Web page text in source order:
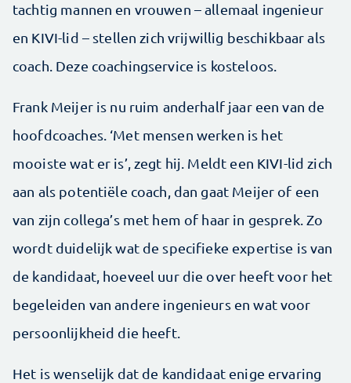
tachtig mannen en vrouwen – allemaal ingenieur
en KIVI-lid – stellen zich vrijwillig beschikbaar als
coach. Deze coachingservice is kosteloos.
Frank Meijer is nu ruim anderhalf jaar een van de
hoofdcoaches. ‘Met mensen werken is het
mooiste wat er is’, zegt hij. Meldt een KIVI-lid zich
aan als potentiële coach, dan gaat Meijer of een
van zijn collega’s met hem of haar in gesprek. Zo
wordt duidelijk wat de specifieke expertise is van
de kandidaat, hoeveel uur die over heeft voor het
begeleiden van andere ingenieurs en wat voor
persoonlijkheid die heeft.
Het is wenselijk dat de kandidaat enige ervaring